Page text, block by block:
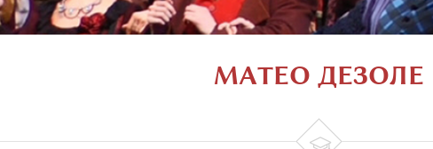
МАТЕО ДЕЗОЛЕ
